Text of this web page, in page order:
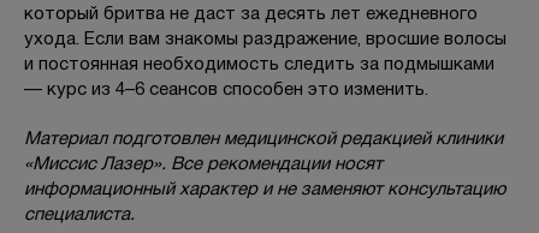
который бритва не даст за десять лет ежедневного
ухода. Если вам знакомы раздражение, вросшие волосы
и постоянная необходимость следить за подмышками
— курс из 4–6 сеансов способен это изменить.
Материал подготовлен медицинской редакцией клиники
«Миссис Лазер». Все рекомендации носят
информационный характер и не заменяют консультацию
специалиста.